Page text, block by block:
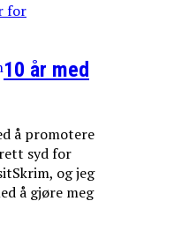
for
10 år med
å promotere
syd for
og jeg
å gjøre meg